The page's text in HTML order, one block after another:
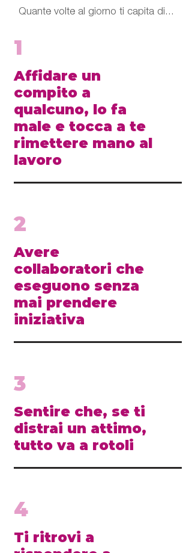
Quante volte al giorno ti capita di...
1
Affidare un
compito a
qualcuno, lo fa
male e tocca a te
rimettere mano al
lavoro
2
Avere
collaboratori che
eseguono senza
mai prendere
iniziativa
3
Sentire che, se ti
distrai un attimo,
tutto va a rotoli
4
Ti ritrovi a